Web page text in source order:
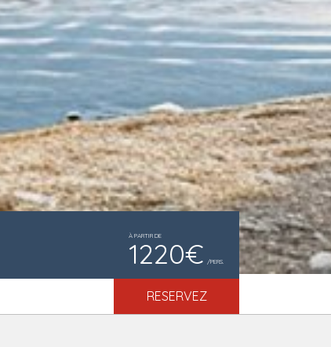
À PARTIR DE
1220€ /PERS.
RESERVEZ